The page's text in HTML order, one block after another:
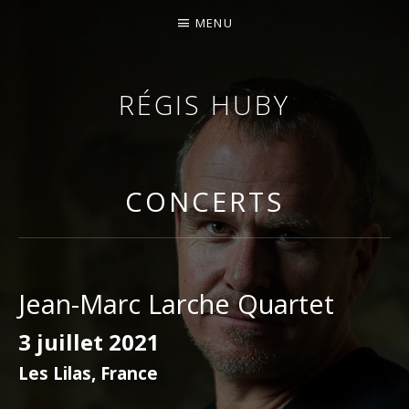
RÉGIS HUBY
VIOLONISTE – IMPROVISATEUR – COMPOSITEUR
MENU
CONCERTS
Jean-Marc Larche Quartet
3 juillet 2021
Les Lilas, France